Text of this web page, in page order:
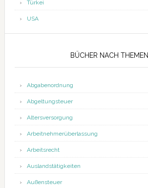
Türkei
USA
BÜCHER NACH THEMEN
Abgabenordnung
Abgeltungsteuer
Altersversorgung
Arbeitnehmerüberlassung
Arbeitsrecht
Auslandstätigkeiten
Außensteuer